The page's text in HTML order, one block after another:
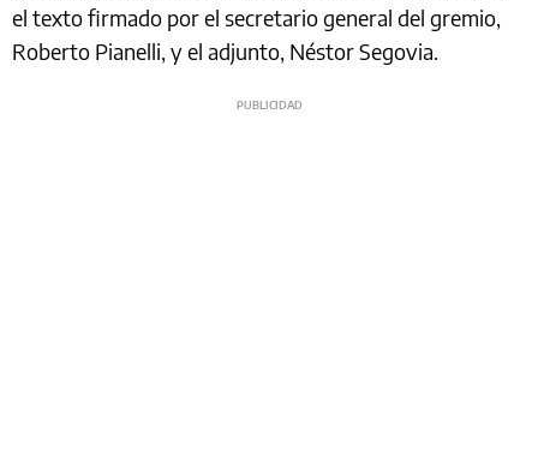
el texto firmado por el secretario general del gremio,
Roberto Pianelli, y el adjunto, Néstor Segovia.